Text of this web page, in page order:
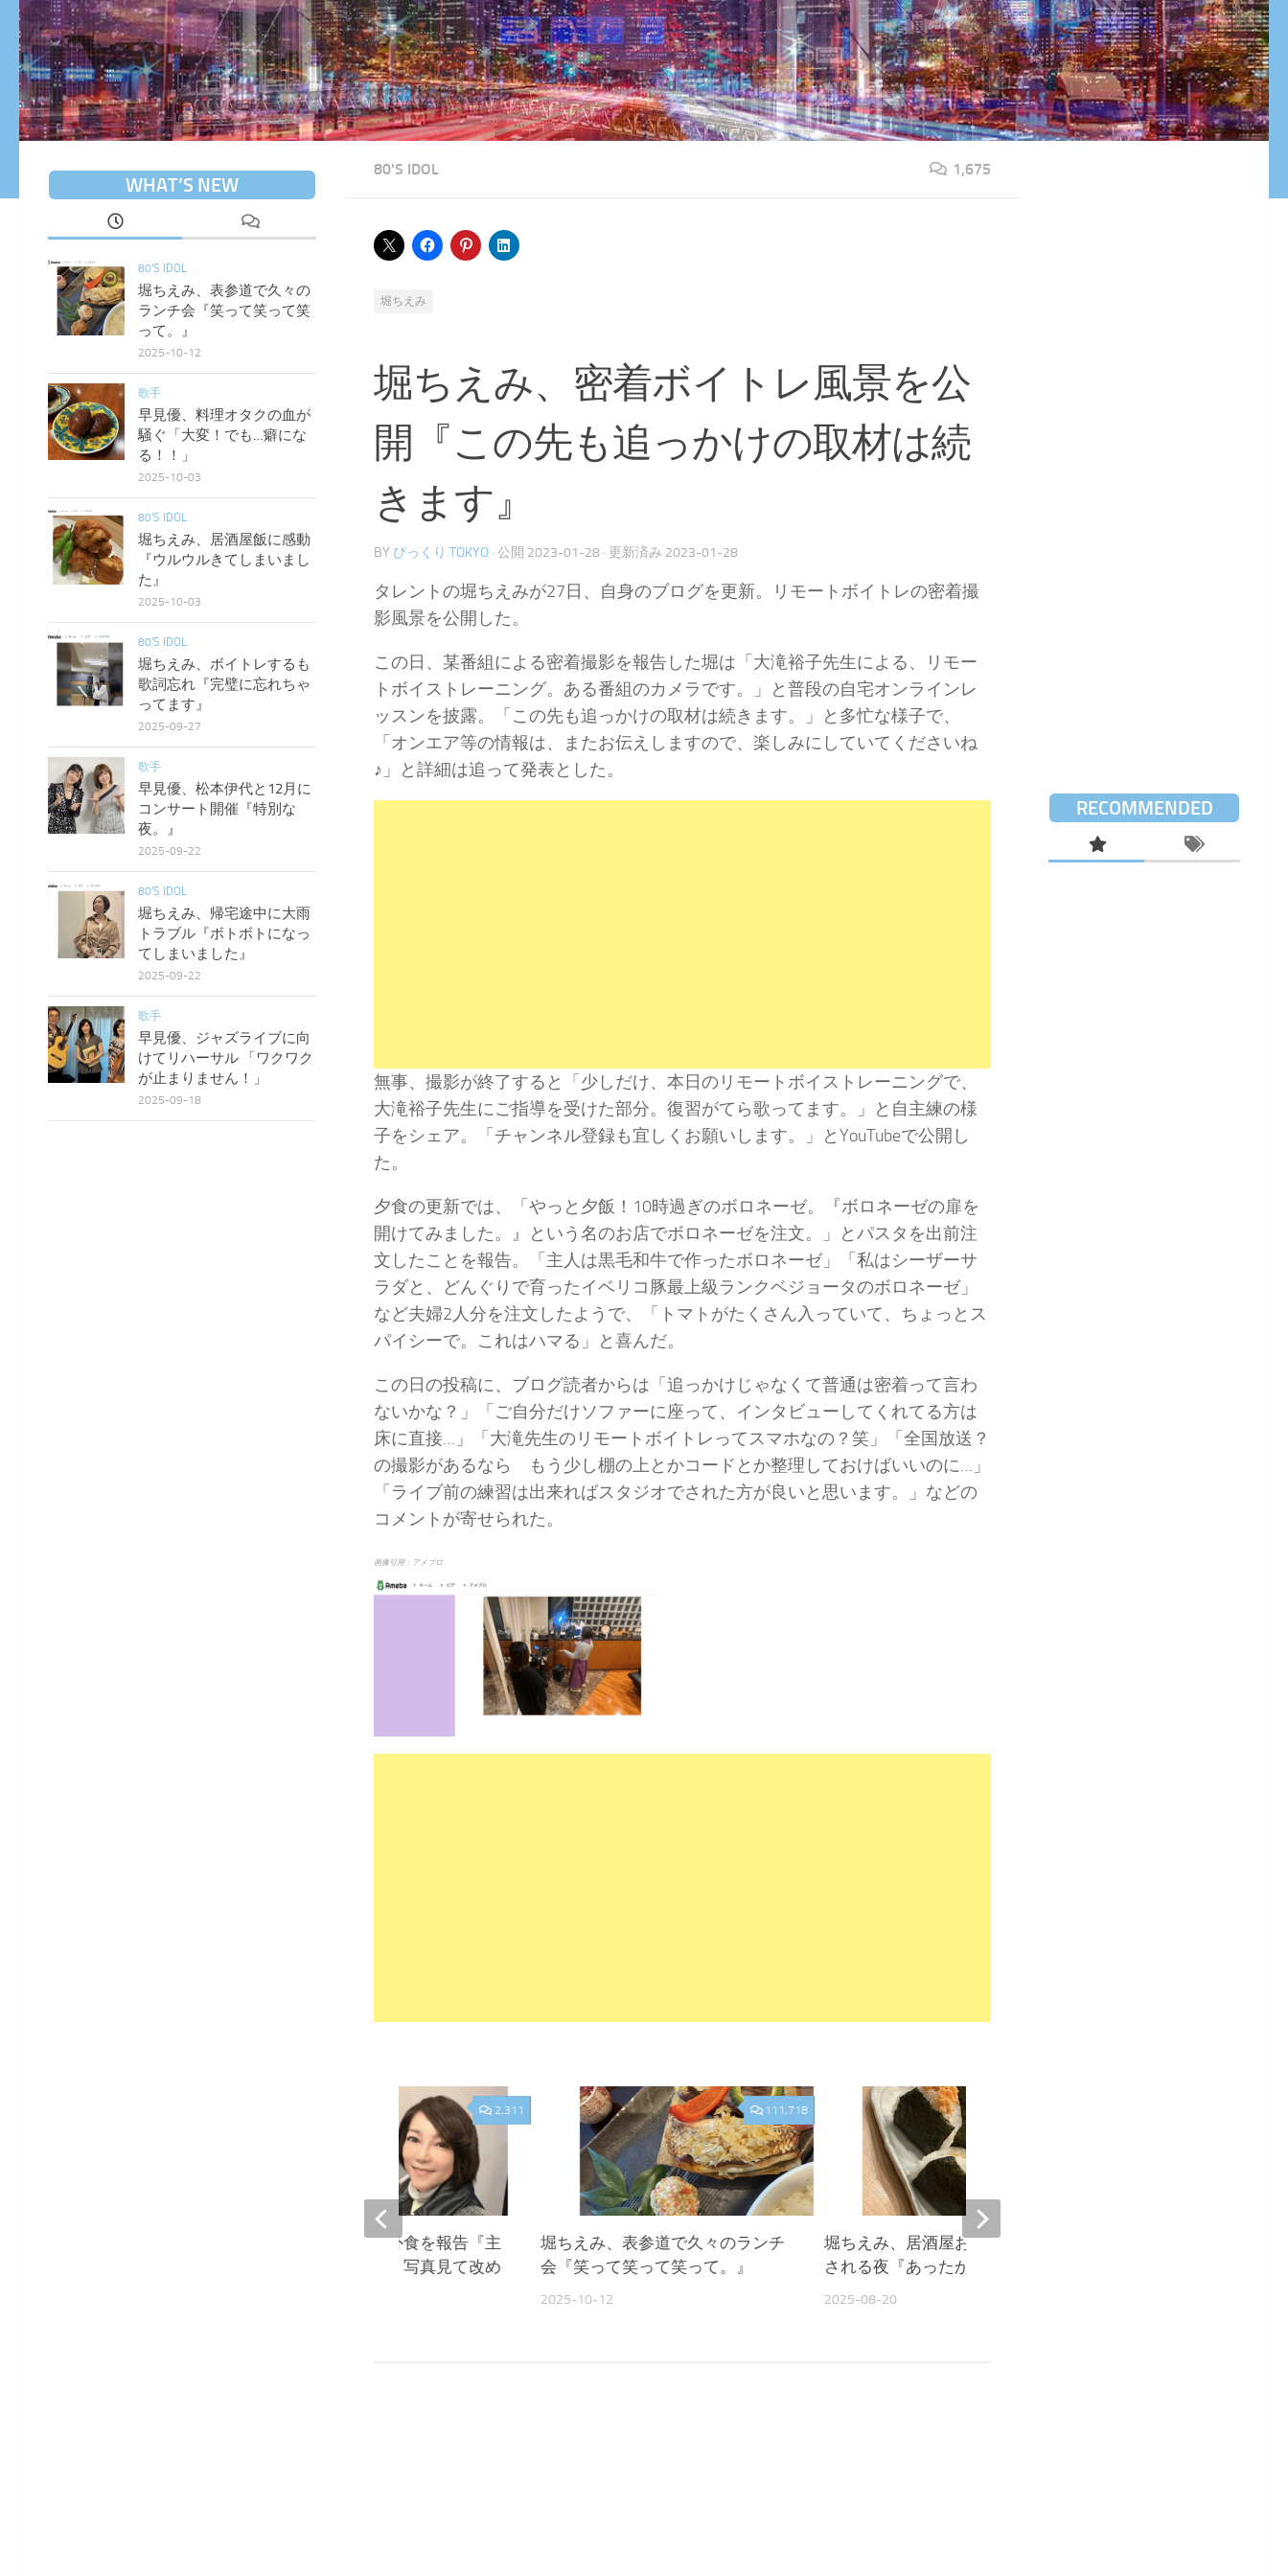
80'S IDOL 1,675
堀ちえみ
堀ちえみ、密着ボイトレ風景を公
開『この先も追っかけの取材は続
きます』
BY びっくり.TOKYO · 公開 2023-01-28 · 更新済み 2023-01-28
タレントの堀ちえみが27日、自身のブログを更新。リモートボイトレの密着撮
影風景を公開した。
この日、某番組による密着撮影を報告した堀は「大滝裕子先生による、リモー
トボイストレーニング。ある番組のカメラです。」と普段の自宅オンラインレ
ッスンを披露。「この先も追っかけの取材は続きます。」と多忙な様子で、
「オンエア等の情報は、またお伝えしますので、楽しみにしていてくださいね
♪」と詳細は追って発表とした。
無事、撮影が終了すると「少しだけ、本日のリモートボイストレーニングで、
大滝裕子先生にご指導を受けた部分。復習がてら歌ってます。」と自主練の様
子をシェア。「チャンネル登録も宜しくお願いします。」とYouTubeで公開し
た。
夕食の更新では、「やっと夕飯！10時過ぎのボロネーゼ。『ボロネーゼの扉を
開けてみました。』という名のお店でボロネーゼを注文。」とパスタを出前注
文したことを報告。「主人は黒毛和牛で作ったボロネーゼ」「私はシーザーサ
ラダと、どんぐりで育ったイベリコ豚最上級ランクベジョータのボロネーゼ」
など夫婦2人分を注文したようで、「トマトがたくさん入っていて、ちょっとス
パイシーで。これはハマる」と喜んだ。
この日の投稿に、ブログ読者からは「追っかけじゃなくて普通は密着って言わ
ないかな？」「ご自分だけソファーに座って、インタビューしてくれてる方は
床に直接…」「大滝先生のリモートボイトレってスマホなの？笑」「全国放送？
の撮影があるなら もう少し棚の上とかコードとか整理しておけばいいのに…」
「ライブ前の練習は出来ればスタジオでされた方が良いと思います。」などの
コメントが寄せられた。
画像引用：アメブロ
111,718
堀ちえみ、表参道で久々のランチ
会『笑って笑って笑って。』
2025-10-12
堀ちえみ、居酒屋おにぎりに癒や
される夜『あったか〜い』
2025-08-20
2,311
堀ちえみ、夫との外食を報告『主
人よりも食べる私。写真見て改め
WHAT’S NEW
80'S IDOL
堀ちえみ、表参道で久々の
ランチ会『笑って笑って笑
って。』
2025-10-12
歌手
早見優、料理オタクの血が
騒ぐ「大変！でも…癖にな
る！！」
2025-10-03
80'S IDOL
堀ちえみ、居酒屋飯に感動
『ウルウルきてしまいまし
た』
2025-10-03
80'S IDOL
堀ちえみ、ボイトレするも
歌詞忘れ『完璧に忘れちゃ
ってます』
2025-09-27
歌手
早見優、松本伊代と12月に
コンサート開催『特別な
夜。』
2025-09-22
80'S IDOL
堀ちえみ、帰宅途中に大雨
トラブル『ボトボトになっ
てしまいました』
2025-09-22
歌手
早見優、ジャズライブに向
けてリハーサル 「ワクワク
が止まりません！」
2025-09-18
RECOMMENDED